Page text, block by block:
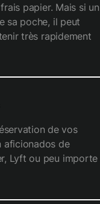
papier. Mais si un
sa poche, il peut
très rapidement
de vos
aficionados de
Lyft ou peu importe